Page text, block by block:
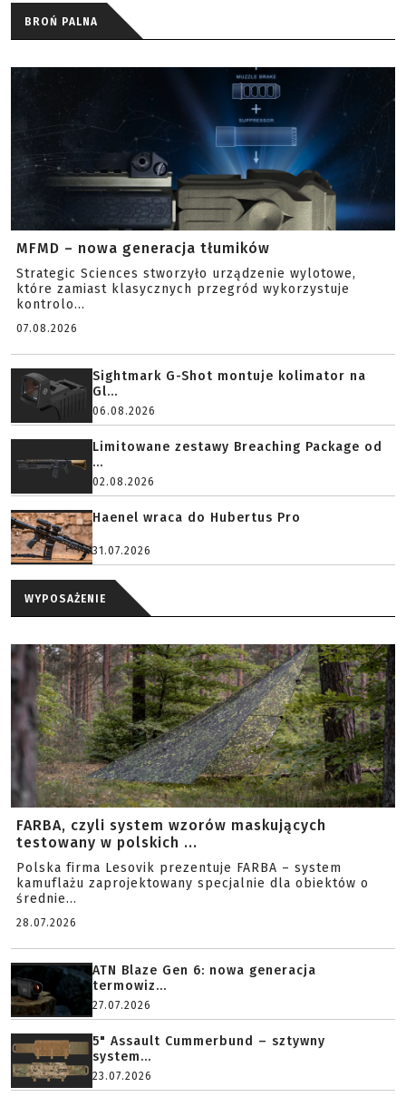
BROŃ PALNA
MFMD – nowa generacja tłumików
Strategic Sciences stworzyło urządzenie wylotowe,
które zamiast klasycznych przegród wykorzystuje
kontrolo...
07.08.2026
Sightmark G-Shot montuje kolimator na
Gl...
06.08.2026
Limitowane zestawy Breaching Package od
...
02.08.2026
Haenel wraca do Hubertus Pro
31.07.2026
WYPOSAŻENIE
FARBA, czyli system wzorów maskujących
testowany w polskich ...
Polska firma Lesovik prezentuje FARBA – system
kamuflażu zaprojektowany specjalnie dla obiektów o
średnie...
28.07.2026
ATN Blaze Gen 6: nowa generacja
termowiz...
27.07.2026
5" Assault Cummerbund – sztywny
system...
23.07.2026